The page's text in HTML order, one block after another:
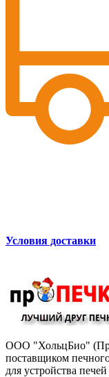
Условия доставки
ООО "ХольцБио"
поставщиком
для устройства